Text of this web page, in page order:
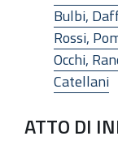
Bulbi,
Rossi,
Occhi,
Catellani
ATTO DI